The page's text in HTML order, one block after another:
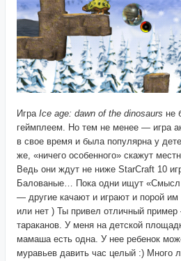
Игра Ice age: dawn of the dinosaurs не
геймплеем. Но тем не менее — игра
в свое время и была популярна у
же, «ничего особенного» скажут
Ведь они ждут не ниже StarCraft 10
Балованые… Пока одни ищут «Смысл
— другие качают и играют и порой им
или нет ) Ты привел отличный
тараканов. У меня на детской
мамаша есть одна. У нее ребенок
муравьев давить час целый :) Много